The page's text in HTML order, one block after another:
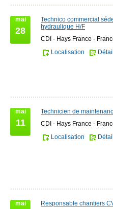
mai
28
Technico commercial
hydraulique H/F
CDI - Hays France -
Localisation
mai
11
Technicien de
CDI - Hays France -
Localisation
mai
Responsable chantiers